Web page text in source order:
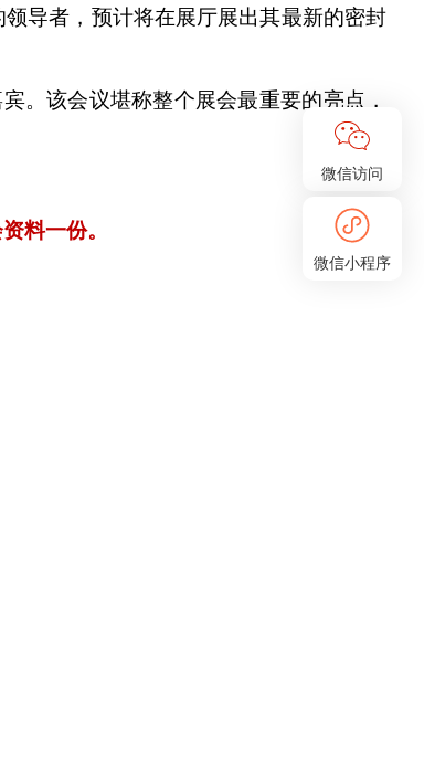
导者，预计将在展厅展出其最新的密封
。该会议堪称整个展会最重要的亮点，
料一份。
微信访问
微信小程序